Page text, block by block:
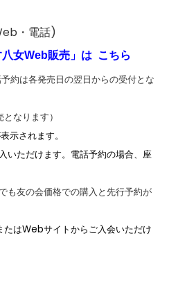
・電話)
女Web販売」は こちら
約は各発売日の翌日からの受付とな
なります）
示されます。
ただけます。電話予約の場合、座
友の会価格での購入と先行予約が
はWebサイトからご入会いただけ